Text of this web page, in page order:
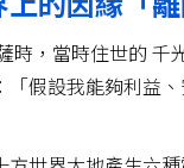
，當時住世的
假設我能夠利益